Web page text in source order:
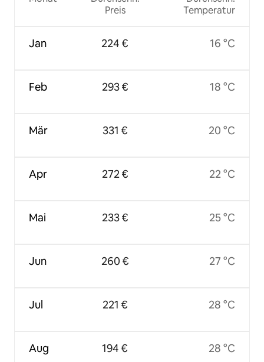
Jan
Feb
Mär
Apr
Mai
Jun
Jul
Aug
Preis
224 €
293 €
331 €
272 €
233 €
260 €
221 €
194 €
Temperatur
16 °C
18 °C
20 °C
22 °C
25 °C
27 °C
28 °C
28 °C